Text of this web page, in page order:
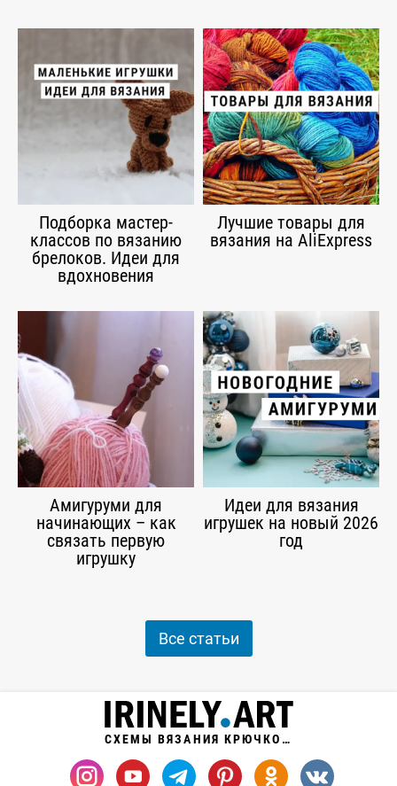
Подборка мастер-
классов по вязанию
брелоков. Идеи для
вдохновения
Лучшие товары для
вязания на AliExpress
Амигуруми для
начинающих – как
связать первую
игрушку
Идеи для вязания
игрушек на новый 2026
год
Все статьи
СХЕМЫ ВЯЗАНИЯ КРЮЧКОМ